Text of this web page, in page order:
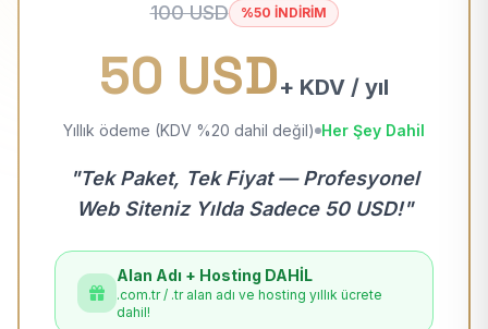
100 USD %50 İNDİRİM
50 USD+ KDV / yıl
Yıllık ödeme (KDV %20 dahil değil) Her Şey Dahil
"Tek Paket, Tek Fiyat — Profesyonel
Web Siteniz Yılda Sadece 50 USD!"
Alan Adı + Hosting DAHİL
.com.tr / .tr alan adı ve hosting yıllık ücrete
dahil!